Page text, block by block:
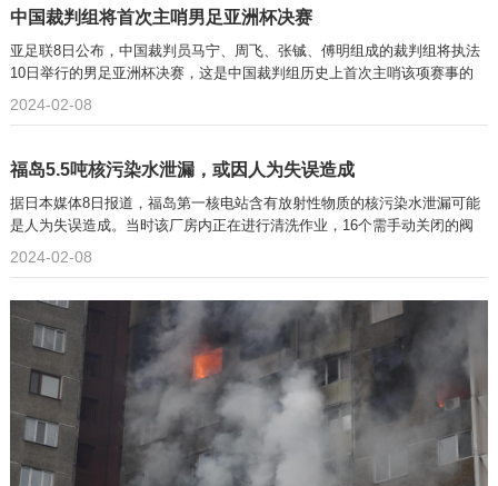
中国裁判组将首次主哨男足亚洲杯决赛
亚足联8日公布，中国裁判员马宁、周飞、张铖、傅明组成的裁判组将执法
10日举行的男足亚洲杯决赛，这是中国裁判组历史上首次主哨该项赛事的
2024-02-08
福岛5.5吨核污染水泄漏，或因人为失误造成
据日本媒体8日报道，福岛第一核电站含有放射性物质的核污染水泄漏可能
是人为失误造成。当时该厂房内正在进行清洗作业，16个需手动关闭的阀
2024-02-08